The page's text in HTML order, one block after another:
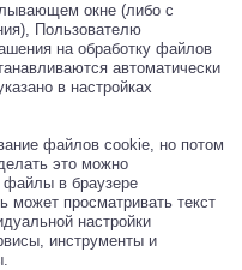
окне (либо с
Пользователю
на обработку файлов
автоматически
в настройках
файлов cookie, но потом
это можно
файлы в браузере
может просматривать текст
настройки
инструменты и